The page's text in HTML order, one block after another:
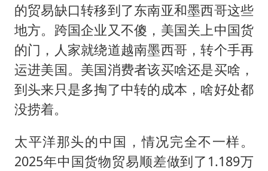
的贸易缺口转移到了东南亚和墨西哥这些
地方。跨国企业又不傻，美国关上中国货
的门，人家就绕道越南墨西哥，转个手再
运进美国。美国消费者该买啥还是买啥，
到头来只是多掏了中转的成本，啥好处都
没捞着。
太平洋那头的中国，情况完全不一样。
2025年中国货物贸易顺差做到了1.189万